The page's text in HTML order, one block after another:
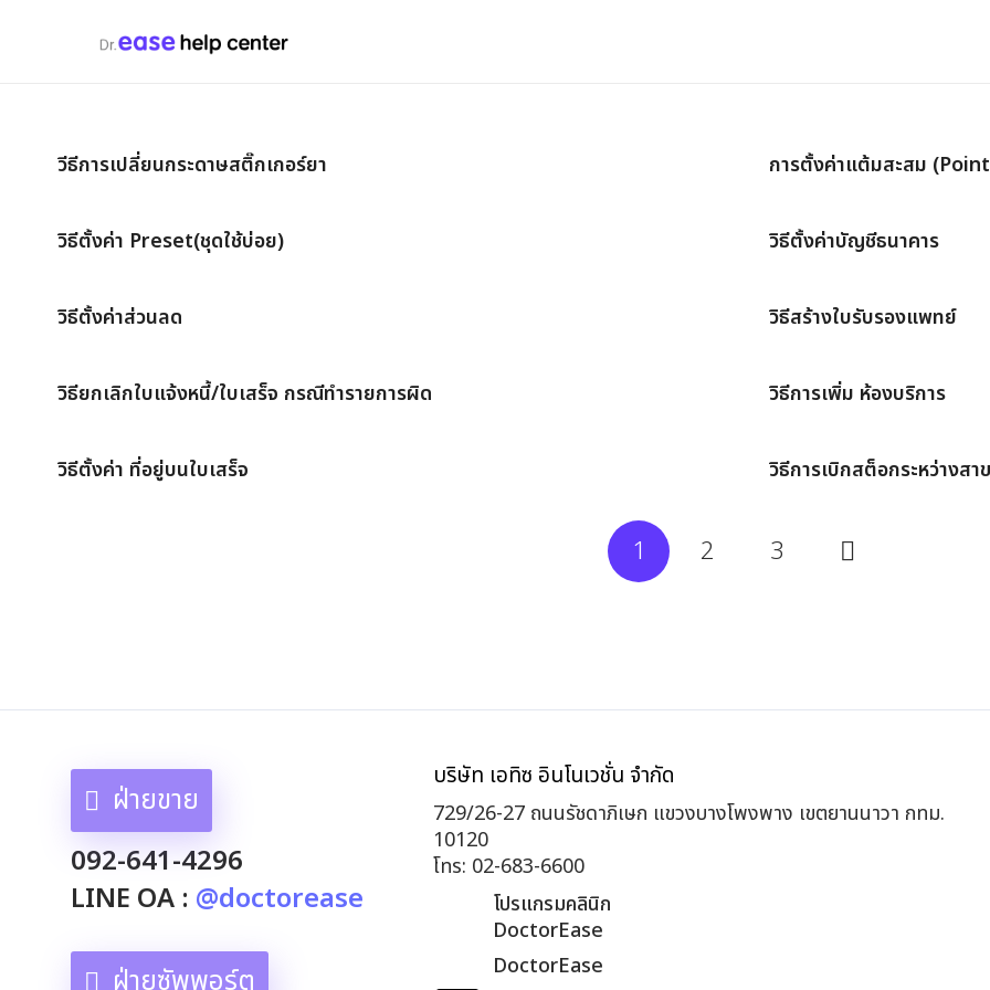
วีธีการเปลี่ยนกระดาษสติ๊กเกอร์ยา การตั้งค่าแต้มสะสม
วิธีตั้งค่า Preset(ชุดใช้บ่อย) วิธีตั้งค่าบัญชีธนาคาร
วิธีตั้งค่าส่วนลด วิธีสร้างใบรับรองแพทย์
วิธียกเลิกใบแจ้งหนี้/ใบเสร็จ กรณีทำรายการผิด วิธีการเพิ่ม ห้องบริการ
วิธีตั้งค่า ที่อยู่บนใบเสร็จ วิธีการเบิกสต็อกระหว่างสา
1 2 3
ฝ่ายขาย
092-641-4296
LINE OA : @doctorease
บริษัท เอทิซ อินโนเวชั่น จำกัด
729/26-27 ถนนรัชดาภิเษก แขวงบางโพงพาง เขตยานนาวา กทม.
10120
โทร: 02-683-6600
โปรแกรมคลินิก
DoctorEase
DoctorEase